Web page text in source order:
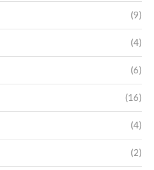
(9)
(4)
(6)
(16)
(4)
(2)